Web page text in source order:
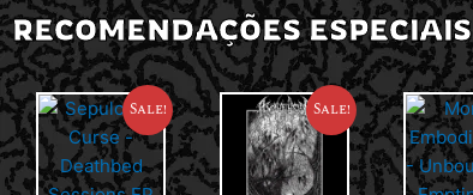
RECOMENDAÇÕES ESPECIAIS
Sale! Sale!